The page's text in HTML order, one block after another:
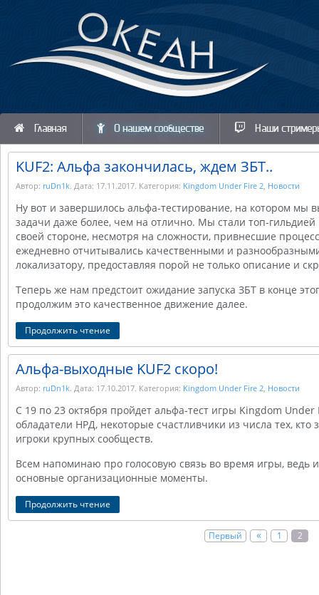
Главная О нашем сообществе Наши
KUF2: Альфа закончилась, ждем ЗБТ..
Автор: ruDn1k. Дата: 17.11.2017. Категория: Kingdom Under Fire 2, Новости
Ну вот и завершилось альфа-тестирование, на котором мы
задачи даже более, чем на отлично. Мы стали топ-
своей стороне, несмотря на сложности, привнесшие
ежедневно отчитывались качественными и
локализатору, предоставляя порой не только описание и
Теперь же нам предстоит ожидание запуска ЗБТ в конце
продолжим это качественное движение далее.
Продолжить чтение
Альфа-выходные KUF2 скоро!
Автор: ruDn1k. Дата: 17.10.2017. Категория: Kingdom Under Fire 2, Новости
С 19 по 23 октября пройдет альфа-тест игры Kingdom Under
обладатели НРД, некоторые счастливчики из числа тех, кто
игроки крупных сообществ.
Всем напоминаю про голосовую связь во время игры, ведь
основные организационные моменты.
Продолжить чтение
Первый « 1 2